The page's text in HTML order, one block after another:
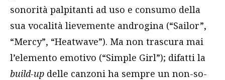
sonorità palpitanti ad uso e consumo della
sua vocalità lievemente androgina (“Sailor”,
“Mercy”, “Heatwave”). Ma non trascura mai
l’elemento emotivo (“Simple Girl”); difatti la
build-up delle canzoni ha sempre un non-so-